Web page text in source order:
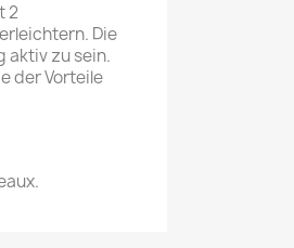
2
Die
aktiv zu sein.
der Vorteile